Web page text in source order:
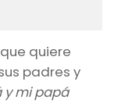
quiere
padres y
y mi papá